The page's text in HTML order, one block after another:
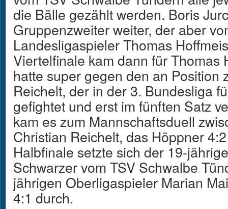
die Bälle gezählt werden. Boris
Gruppenzweiter weiter, der aber
Landesligaspieler Thomas
Viertelfinale kam dann für Thomas
hatte super gegen den an Position
Reichelt, der in der 3. Bundesliga
gefightet und erst im fünften Satz
kam es zum Mannschaftsduell
Christian Reichelt, das Höppner
Halbfinale setzte sich der 19-
Schwarzer vom TSV Schwalbe
jährigen Oberligaspieler Marian
4:1 durch.